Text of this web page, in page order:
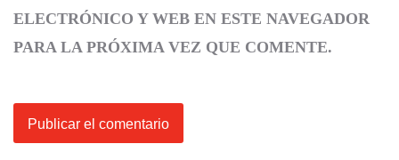
ELECTRÓNICO Y WEB EN ESTE NAVEGADOR
PARA LA PRÓXIMA VEZ QUE COMENTE.